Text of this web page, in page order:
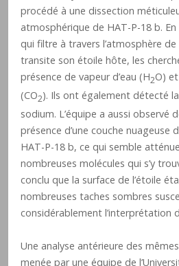
procédé à une dissection
atmosphérique de HAT-P-18 b.
qui filtre à travers l’atmosphère de
transite son étoile hôte, les
présence de vapeur d’eau (H2O)
(CO2). Ils ont également détecté
sodium. L’équipe a aussi observé
présence d’une couche nuageuse
HAT-P-18 b, ce qui semble
nombreuses molécules qui s’y
conclu que la surface de l’étoile
nombreuses taches sombres
considérablement l’interprétation
Une analyse antérieure des
menée par une équipe de